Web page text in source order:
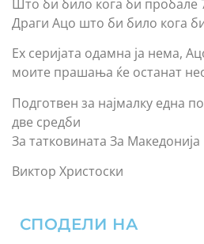
Што би било кога би пробале
Драги Ацо што би било кога
Ех серијата одамна ја нема,
моите прашања ќе останат
Подготвен за најмалку една
две средби
За татковината За Македонија
Виктор Христоски
СПОДЕЛИ НА